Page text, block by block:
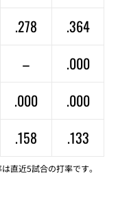
.278 .364
– .000
.000 .000
.158 .133
直近5試合の打率です。